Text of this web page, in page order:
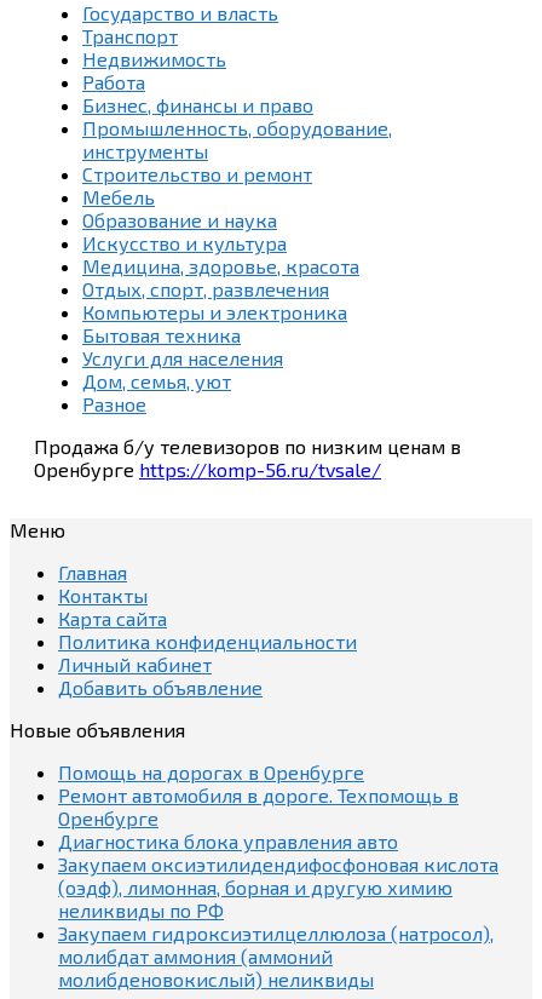
Государство и власть
Транспорт
Недвижимость
Работа
Бизнес, финансы и право
Промышленность, оборудование,
инструменты
Строительство и ремонт
Мебель
Образование и наука
Искусство и культура
Медицина, здоровье, красота
Отдых, спорт, развлечения
Компьютеры и электроника
Бытовая техника
Услуги для населения
Дом, семья, уют
Разное
Продажа б/у телевизоров по низким ценам в
Оренбурге https://komp-56.ru/tvsale/
Меню
Главная
Контакты
Карта сайта
Политика конфиденциальности
Личный кабинет
Добавить объявление
Новые объявления
Помощь на дорогах в Оренбурге
Ремонт автомобиля в дороге. Техпомощь в
Оренбурге
Диагностика блока управления авто
Закупаем оксиэтилидендифосфоновая кислота
(оэдф), лимонная, борная и другую химию
неликвиды по РФ
Закупаем гидроксиэтилцеллюлоза (натросол),
молибдат аммония (аммоний
молибденовокислый) неликвиды